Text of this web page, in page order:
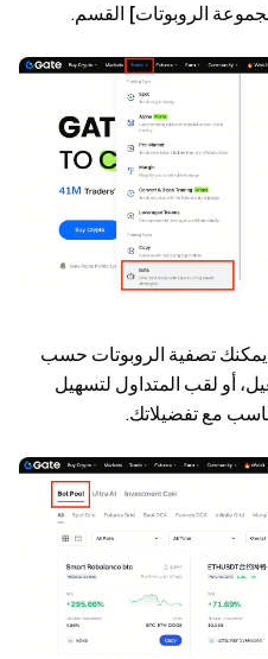
الروبوتات] القسم.
يمكنك تصفية الروبوتات حسب
أو لقب المتداول لتسهيل
مع تفضيلاتك.